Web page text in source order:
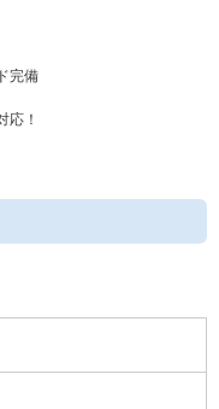
完備
応！
、研修、面接、講演会、オフ